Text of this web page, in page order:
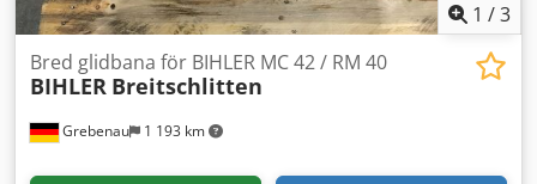
1 /3
Grebenau 1 193 km
Bred glidbana för BIHLER MC 42 / RM 40
BIHLER Breitschlitten